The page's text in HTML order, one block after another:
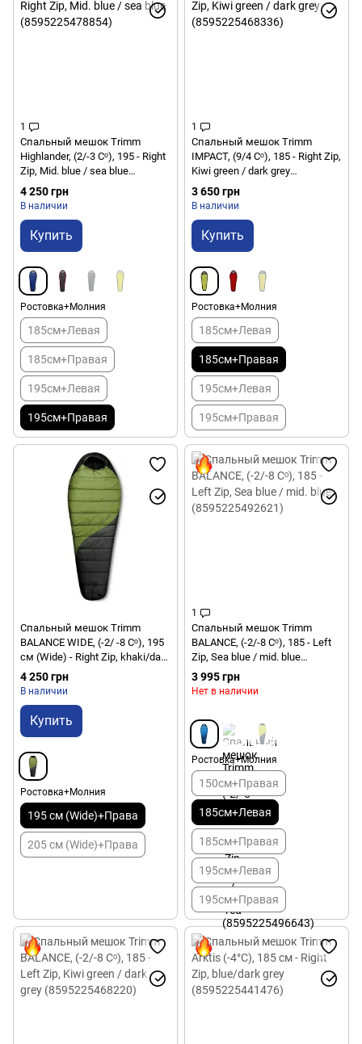
1
Спальный мешок Trimm
Highlander, (2/-3 Сᵒ), 195 - Right
Zip, Mid. blue / sea blue
(8595225478854)
4 250 грн
В наличии
Купить
Ростовка+Молния
185см+Левая
185см+Правая
195см+Левая
195см+Правая
1
Спальный мешок Trimm
IMPACT, (9/4 Сᵒ), 185 - Right Zip,
Kiwi green / dark grey
(8595225468336)
3 650 грн
В наличии
Купить
Ростовка+Молния
185см+Левая
185см+Правая
195см+Левая
195см+Правая
Спальный мешок Trimm
BALANCE WIDE, (-2/ -8 Сᵒ), 195
см (Wide) - Right Zip, khaki/dark
grey (8595225555685)
4 250 грн
В наличии
Купить
Ростовка+Молния
195 см (Wide)+Права
205 см (Wide)+Права
1
Спальный мешок Trimm
BALANCE, (-2/-8 Сᵒ), 185 - Left
Zip, Sea blue / mid. blue
(8595225492621)
3 995 грн
Нет в наличии
Ростовка+Молния
150см+Правая
185см+Левая
185см+Правая
195см+Левая
195см+Правая